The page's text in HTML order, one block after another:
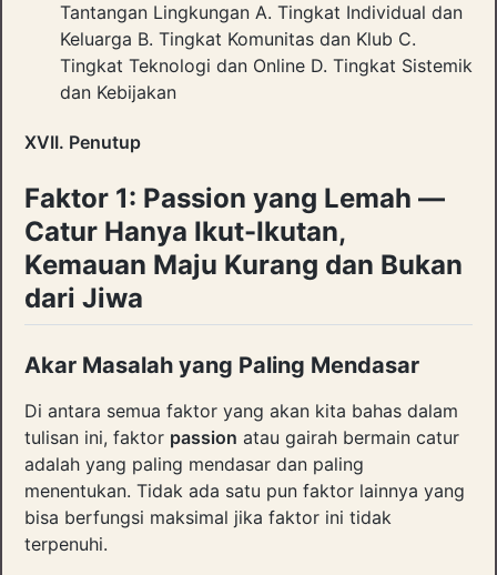
Tantangan Lingkungan A. Tingkat Individual dan
Keluarga B. Tingkat Komunitas dan Klub C.
Tingkat Teknologi dan Online D. Tingkat Sistemik
dan Kebijakan
XVII. Penutup
Faktor 1: Passion yang Lemah —
Catur Hanya Ikut-Ikutan,
Kemauan Maju Kurang dan Bukan
dari Jiwa
Akar Masalah yang Paling Mendasar
Di antara semua faktor yang akan kita bahas dalam
tulisan ini, faktor passion atau gairah bermain catur
adalah yang paling mendasar dan paling
menentukan. Tidak ada satu pun faktor lainnya yang
bisa berfungsi maksimal jika faktor ini tidak
terpenuhi.